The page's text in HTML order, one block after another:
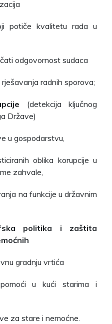
potiče kvalitetu rada u
odgovornost sudaca
radnih sporova;
(detekcija ključnog
Države)
u gospodarstvu,
oblika korupcije u
zahvale,
na funkcije u državnim
politika i zaštita
gradnju vrtića
u kući starima i
za stare i nemoćne.